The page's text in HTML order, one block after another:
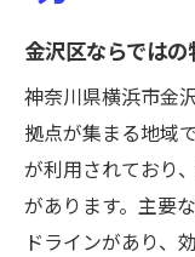
金沢区ならでは
神奈川県横浜市金
拠点が集まる地域
が利用されており
があります。主要
ドラインがあり、